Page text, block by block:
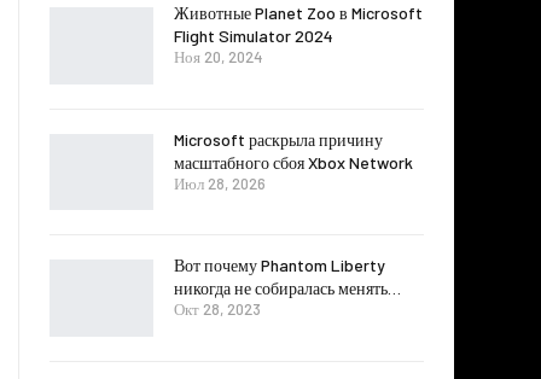
Животные Planet Zoo в Microsoft
Flight Simulator 2024
Ноя 20, 2024
Microsoft раскрыла причину
масштабного сбоя Xbox Network
Июл 28, 2026
Вот почему Phantom Liberty
никогда не собиралась менять…
Окт 28, 2023